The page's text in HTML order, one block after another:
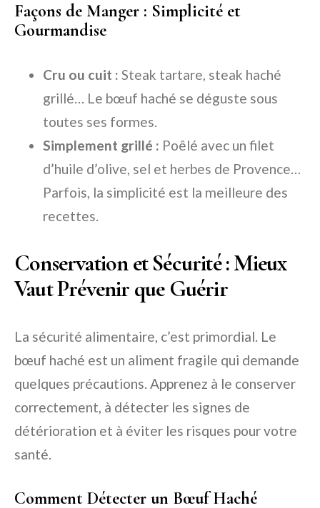
Façons de Manger : Simplicité et
Gourmandise
Cru ou cuit : Steak tartare, steak haché
grillé… Le bœuf haché se déguste sous
toutes ses formes.
Simplement grillé : Poêlé avec un filet
d’huile d’olive, sel et herbes de Provence…
Parfois, la simplicité est la meilleure des
recettes.
Conservation et Sécurité : Mieux
Vaut Prévenir que Guérir
La sécurité alimentaire, c’est primordial. Le
bœuf haché est un aliment fragile qui demande
quelques précautions. Apprenez à le conserver
correctement, à détecter les signes de
détérioration et à éviter les risques pour votre
santé.
Comment Détecter un Bœuf Haché